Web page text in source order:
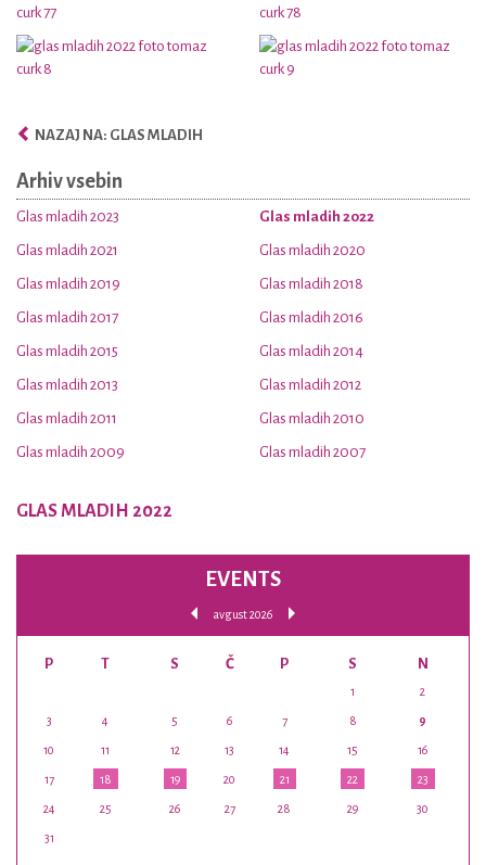
NAZAJ NA: GLAS MLADIH
Arhiv vsebin
Glas mladih 2023 Glas mladih 2022
Glas mladih 2021 Glas mladih 2020
Glas mladih 2019 Glas mladih 2018
Glas mladih 2017 Glas mladih 2016
Glas mladih 2015 Glas mladih 2014
Glas mladih 2013 Glas mladih 2012
Glas mladih 2011 Glas mladih 2010
Glas mladih 2009 Glas mladih 2007
GLAS MLADIH 2022
EVENTS
avgust 2026
P T S Č P S N
1 2
3 4 5 6 7 8 9
10 11 12 13 14 15 16
17 18 19 20 21 22 23
24 25 26 27 28 29 30
31